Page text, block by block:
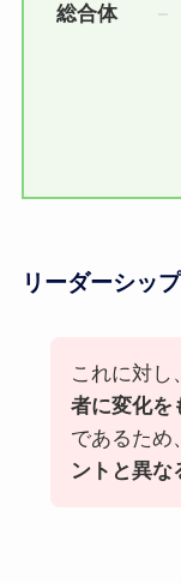
総合体
リーダーシッ
これに対し、
者に変化を
であるため、
ントと異な